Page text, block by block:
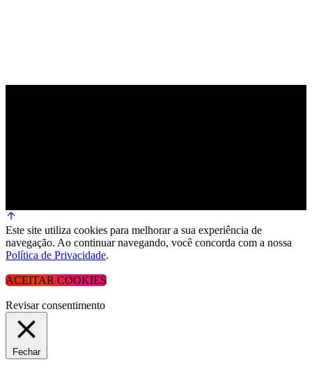
Este site utiliza cookies para melhorar a sua experiência de
navegação. Ao continuar navegando, você concorda com a nossa
Política de Privacidade.
ACEITAR COOKIES
Revisar consentimento
Fechar